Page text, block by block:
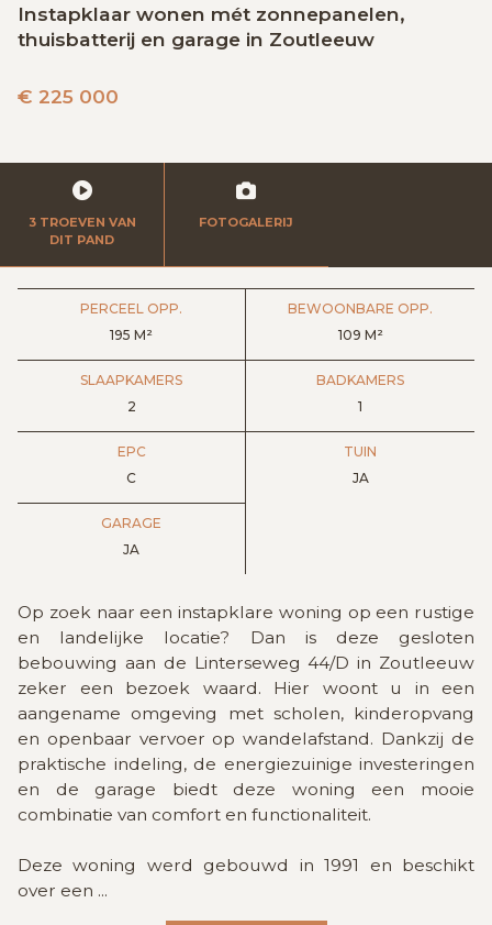
VACATURES MIJN FAVORIETEN
Instapklaar wonen mét zonnepanelen,
thuisbatterij en garage in Zoutleeuw
€ 225 000
3 TROEVEN VAN
DIT PAND
FOTOGALERIJ
PERCEEL OPP.
195 M²
BEWOONBARE OPP.
109 M²
SLAAPKAMERS
2
BADKAMERS
1
EPC
C
TUIN
JA
GARAGE
JA
Op zoek naar een instapklare woning op een rustige
en landelijke locatie? Dan is deze gesloten
bebouwing aan de Linterseweg 44/D in Zoutleeuw
zeker een bezoek waard. Hier woont u in een
aangename omgeving met scholen, kinderopvang
en openbaar vervoer op wandelafstand. Dankzij de
praktische indeling, de energiezuinige investeringen
en de garage biedt deze woning een mooie
combinatie van comfort en functionaliteit.
Deze woning werd gebouwd in 1991 en beschikt
over een ...